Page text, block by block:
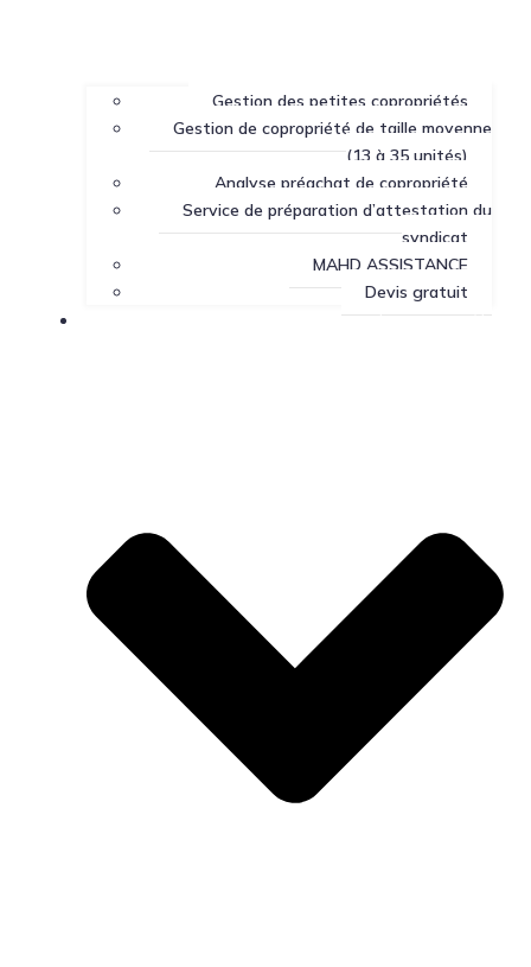
Gestion des petites copropriétés
Gestion de copropriété de taille moyenne
(13 à 35 unités)
Analyse préachat de copropriété
Service de préparation d’attestation du
syndicat
MAHD ASSISTANCE
Devis gratuit
Centre de ressources sur la copropriété